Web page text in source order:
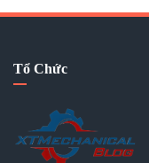
Tổ Chức